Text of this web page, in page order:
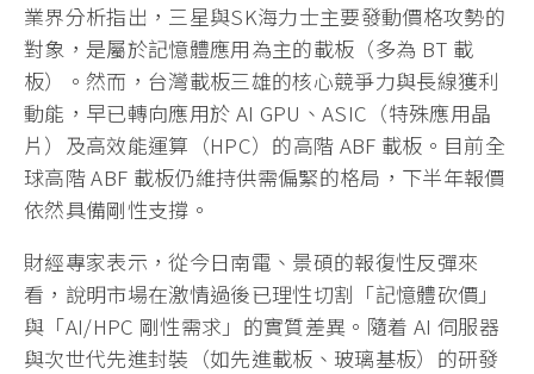
業界分析指出，三星與SK海力士主要發動價格攻勢的
對象，是屬於記憶體應用為主的載板（多為 BT 載
板）。然而，台灣載板三雄的核心競爭力與長線獲利
動能，早已轉向應用於 AI GPU、ASIC（特殊應用晶
片）及高效能運算（HPC）的高階 ABF 載板。目前全
球高階 ABF 載板仍維持供需偏緊的格局，下半年報價
依然具備剛性支撐。
財經專家表示，從今日南電、景碩的報復性反彈來
看，說明市場在激情過後已理性切割「記憶體砍價」
與「AI/HPC 剛性需求」的實質差異。隨着 AI 伺服器
與次世代先進封裝（如先進載板、玻璃基板）的研發